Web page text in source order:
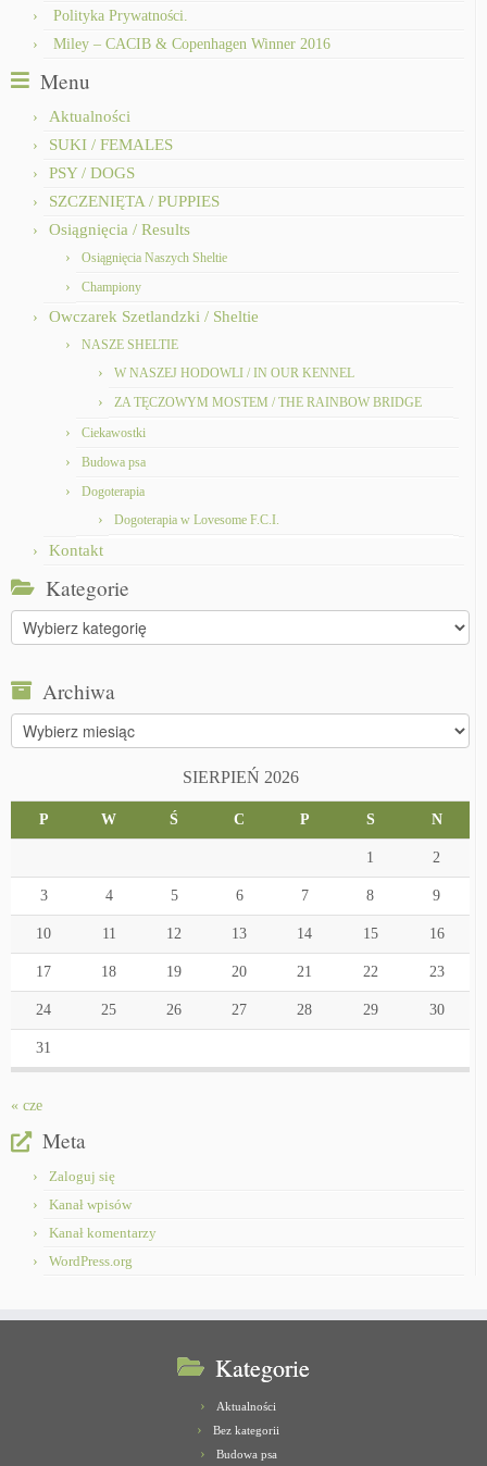
Polityka Prywatności.
Miley – CACIB & Copenhagen Winner 2016
Menu
Aktualności
SUKI / FEMALES
PSY / DOGS
SZCZENIĘTA / PUPPIES
Osiągnięcia / Results
Osiągnięcia Naszych Sheltie
Championy
Owczarek Szetlandzki / Sheltie
NASZE SHELTIE
W NASZEJ HODOWLI / IN OUR KENNEL
ZA TĘCZOWYM MOSTEM / THE RAINBOW BRIDGE
Ciekawostki
Budowa psa
Dogoterapia
Dogoterapia w Lovesome F.C.I.
Kontakt
Kategorie
Kategorie
Archiwa
Archiwa
SIERPIEŃ 2026
P W Ś C P S N
1 2
3 4 5 6 7 8 9
10 11 12 13 14 15 16
17 18 19 20 21 22 23
24 25 26 27 28 29 30
31
« cze
Meta
Zaloguj się
Kanał wpisów
Kanał komentarzy
WordPress.org
Kategorie
Aktualności
Bez kategorii
Budowa psa